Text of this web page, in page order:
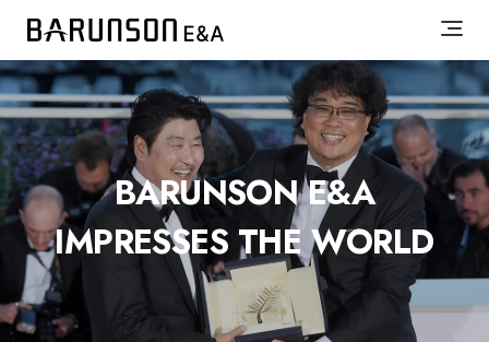
BARUNSON E&A
IMPRESSES THE WORLD